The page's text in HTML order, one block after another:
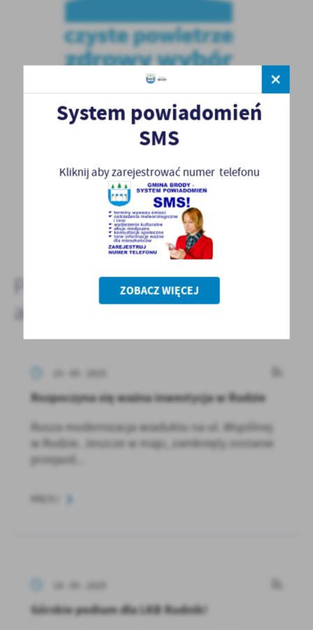
POWRÓT
POPRZEDNI
Pozostałe
aktualności
Rozpoczyna się ważna inwestycja w Rudzie
Rusza modernizacja wiaduktu na ul. Wspólnej
w Rudzie. Jeszcze w maju, zamknięty zostanie
przejazd...
14 - 05 - 2025
Górskie podium dla LKB Rudnik!
System powiadomień
SMS
Kliknij aby zarejestrować numer telefonu
ZOBACZ WIĘCEJ